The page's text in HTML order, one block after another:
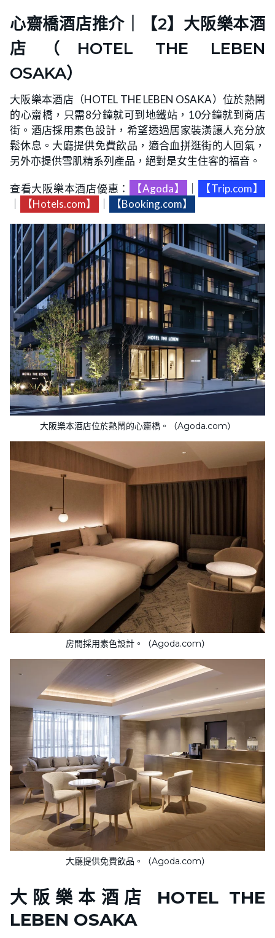
心齋橋酒店推介｜【2】大阪樂本酒
店（HOTEL THE LEBEN
OSAKA）
大阪樂本酒店（HOTEL THE LEBEN OSAKA）位於熱鬧
的心齋橋，只需8分鐘就可到地鐵站，10分鐘就到商店
街。酒店採用素色設計，希望透過居家裝潢讓人充分放
鬆休息。大廳提供免費飲品，適合血拼逛街的人回氣，
另外亦提供雪肌精系列產品，絕對是女生住客的福音。
查看大阪樂本酒店優惠： 【Agoda】
【Trip.com】
【Hotels.com】 【Booking.com】
大阪樂本酒店位於熱鬧的心齋橋。（Agoda.com）
房間採用素色設計。（Agoda.com）
大廳提供免費飲品。（Agoda.com）
大阪樂本酒店 HOTEL THE
LEBEN OSAKA